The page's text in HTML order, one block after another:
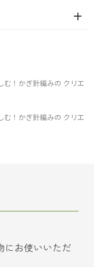
む！かぎ針編みの クリエ
む！かぎ針編みの クリエ
にお使いいただ